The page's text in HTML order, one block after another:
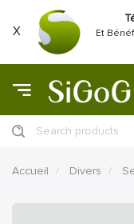
X
Et
Search products
Accueil Divers